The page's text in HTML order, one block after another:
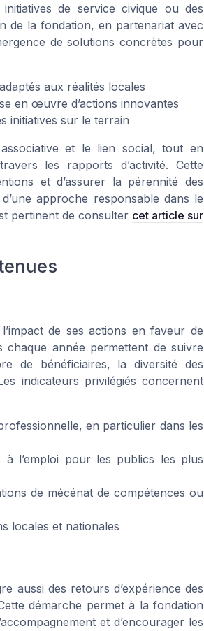
de service civique ou des
de la fondation, en partenariat avec
de solutions concrètes pour
aux réalités locales
en œuvre d’actions innovantes
initiatives sur le terrain
et le lien social, tout en
les rapports d’activité. Cette
et d’assurer la pérennité des
approche responsable dans le
pertinent de consulter cet article sur
de ses actions en faveur de
chaque année permettent de suivre
de bénéficiaires, la diversité des
indicateurs privilégiés concernent
en particulier dans les
à l’emploi pour les publics les plus
de mécénat de compétences ou
locales et nationales
aussi des retours d’expérience des
démarche permet à la fondation
et d’encourager les